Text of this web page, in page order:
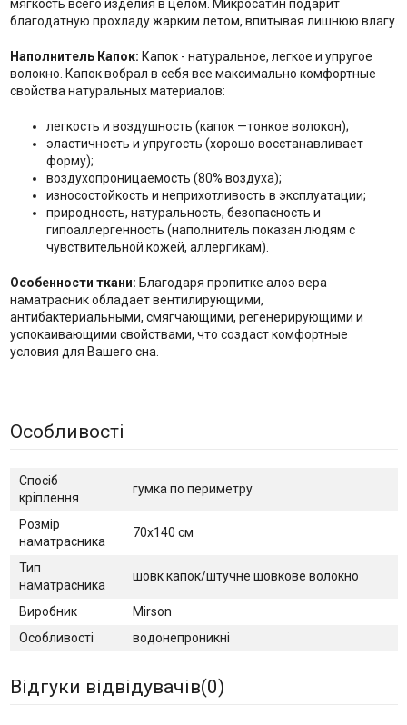
мягкость всего изделия в целом. Микросатин подарит
благодатную прохладу жарким летом, впитывая лишнюю влагу.
Наполнитель Капок: Капок - натуральное, легкое и упругое
волокно. Капок вобрал в себя все максимально комфортные
свойства натуральных материалов:
легкость и воздушность (капок —тонкое волокон);
эластичность и упругость (хорошо восстанавливает
форму);
воздухопроницаемость (80% воздуха);
износостойкость и неприхотливость в эксплуатации;
природность, натуральность, безопасность и
гипоаллергенность (наполнитель показан людям с
чувствительной кожей, аллергикам).
Особенности ткани: Благодаря пропитке алоэ вера
наматрасник обладает вентилирующими,
антибактериальными, смягчающими, регенерирующими и
успокаивающими свойствами, что создаст комфортные
условия для Вашего сна.
Особливості
Спосіб
кріплення
гумка по периметру
Розмір
наматрасника
70х140 см
Тип
наматрасника
шовк капок/штучне шовкове волокно
Виробник
Mirson
Особливості
водонепроникні
Відгуки відвідувачів(0)